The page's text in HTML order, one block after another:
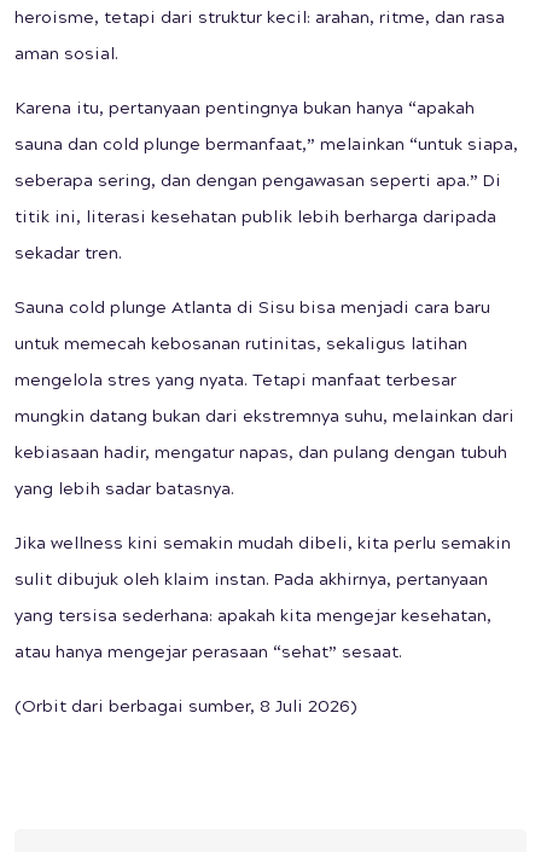
heroisme, tetapi dari struktur kecil: arahan, ritme, dan rasa
aman sosial.
Karena itu, pertanyaan pentingnya bukan hanya “apakah
sauna dan cold plunge bermanfaat,” melainkan “untuk siapa,
seberapa sering, dan dengan pengawasan seperti apa.” Di
titik ini, literasi kesehatan publik lebih berharga daripada
sekadar tren.
Sauna cold plunge Atlanta di Sisu bisa menjadi cara baru
untuk memecah kebosanan rutinitas, sekaligus latihan
mengelola stres yang nyata. Tetapi manfaat terbesar
mungkin datang bukan dari ekstremnya suhu, melainkan dari
kebiasaan hadir, mengatur napas, dan pulang dengan tubuh
yang lebih sadar batasnya.
Jika wellness kini semakin mudah dibeli, kita perlu semakin
sulit dibujuk oleh klaim instan. Pada akhirnya, pertanyaan
yang tersisa sederhana: apakah kita mengejar kesehatan,
atau hanya mengejar perasaan “sehat” sesaat.
(Orbit dari berbagai sumber, 8 Juli 2026)